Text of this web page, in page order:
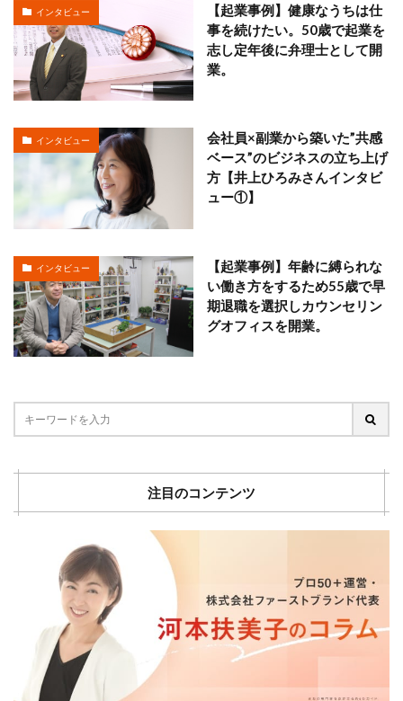
インタビュー
【起業事例】健康なうちは仕
事を続けたい。50歳で起業を
志し定年後に弁理士として開
業。
インタビュー
会社員×副業から築いた”共感
ベース”のビジネスの立ち上げ
方【井上ひろみさんインタビ
ュー①】
インタビュー
【起業事例】年齢に縛られな
い働き方をするため55歳で早
期退職を選択しカウンセリン
グオフィスを開業。
注目のコンテンツ